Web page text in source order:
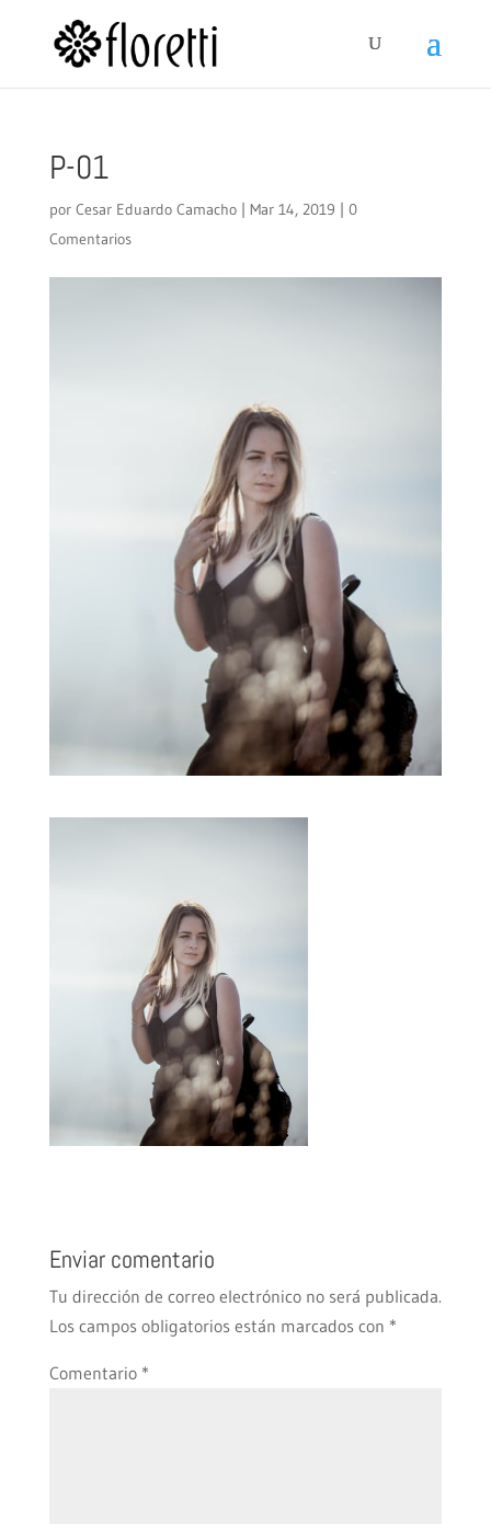
P-01
por Cesar Eduardo Camacho| Mar 14, 2019 | 0
Comentarios
Enviar comentario
Tu dirección de correo electrónico no será publicada.
Los campos obligatorios están marcados con *
Comentario *